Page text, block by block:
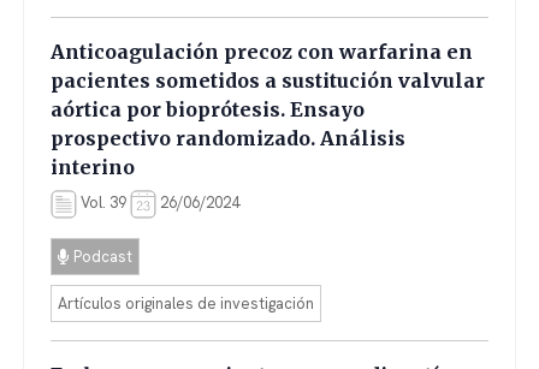
Anticoagulación precoz con warfarina en
pacientes sometidos a sustitución valvular
aórtica por bioprótesis. Ensayo
prospectivo randomizado. Análisis
interino
Vol. 39 26/06/2024
Podcast
Artículos originales de investigación